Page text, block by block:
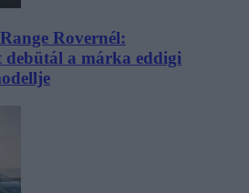
Rovernél:
a márka eddigi